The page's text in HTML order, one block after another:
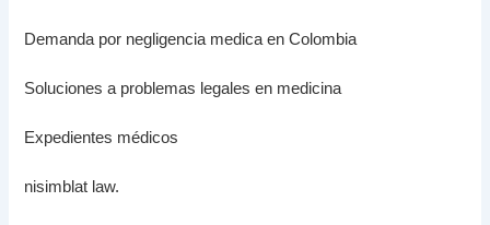
Demanda por negligencia medica en Colombia
Soluciones a problemas legales en medicina
Expedientes médicos
nisimblat law.